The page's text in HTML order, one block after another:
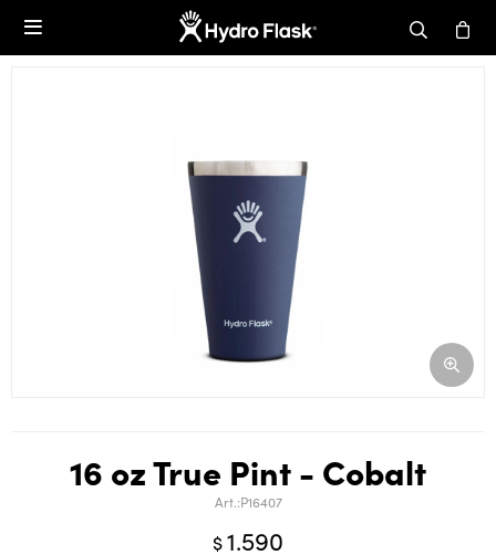

16 oz True Pint - Cobalt
P16407
$1.590